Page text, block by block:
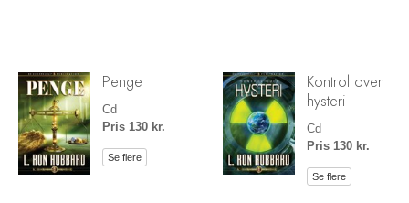
Penge
Cd
Pris 130 kr.
Se flere
Kontrol over
hysteri
Cd
Pris 130 kr.
Se flere